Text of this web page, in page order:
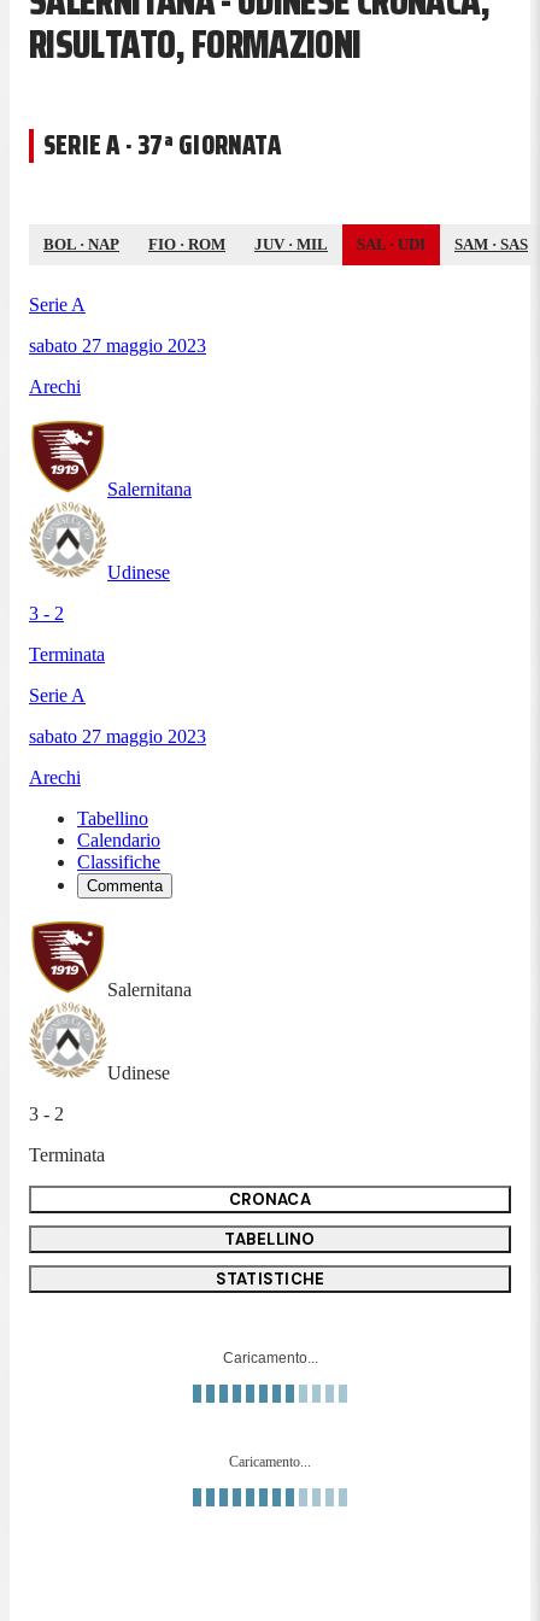
RISULTATO, FORMAZIONI
SERIE A · 37ª GIORNATA
BOL · NAP FIO · ROM JUV· MIL SAL · UDI SAM · SAS
Serie A
sabato 27 maggio 2023
Arechi
Salernitana
Udinese
3 - 2
Terminata
Serie A
sabato 27 maggio 2023
Arechi
Tabellino
Calendario
Classifiche
Commenta
Salernitana
Udinese
3 - 2
Terminata
CRONACA
TABELLINO
STATISTICHE
Caricamento...
Caricamento...